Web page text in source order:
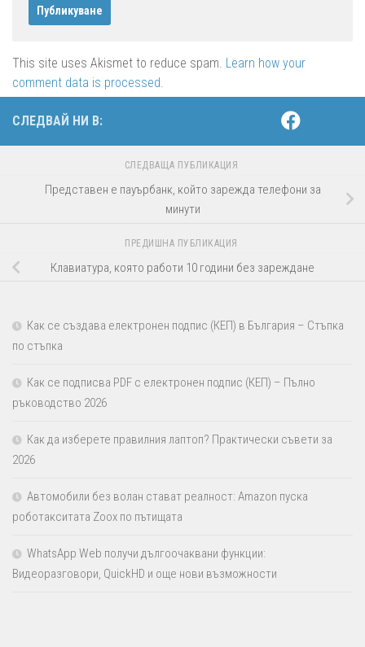
This site uses Akismet to reduce spam. Learn how your
comment data is processed.
СЛЕДВАЙ НИ В:
СЛЕДВАЩА ПУБЛИКАЦИЯ
Представен е пауърбанк, който зарежда телефони за
минути
ПРЕДИШНА ПУБЛИКАЦИЯ
Клавиатура, която работи 10 години без зареждане
Как се създава електронен подпис (КЕП) в България – Стъпка
по стъпка
Как се подписва PDF с електронен подпис (КЕП) – Пълно
ръководство 2026
Как да изберете правилния лаптоп? Практически съвети за
2026
Автомобили без волан стават реалност: Amazon пуска
роботакситата Zoox по пътищата
WhatsApp Web получи дългоочаквани функции:
Видеоразговори, QuickHD и още нови възможности